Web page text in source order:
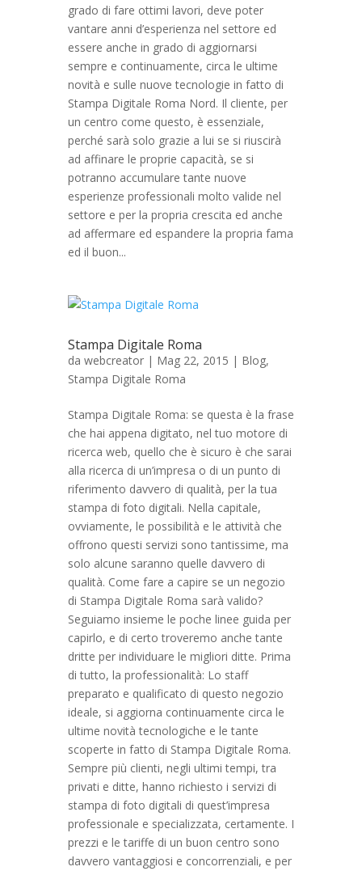
grado di fare ottimi lavori, deve poter
vantare anni d’esperienza nel settore ed
essere anche in grado di aggiornarsi
sempre e continuamente, circa le ultime
novità e sulle nuove tecnologie in fatto di
Stampa Digitale Roma Nord. Il cliente, per
un centro come questo, è essenziale,
perché sarà solo grazie a lui se si riuscirà
ad affinare le proprie capacità, se si
potranno accumulare tante nuove
esperienze professionali molto valide nel
settore e per la propria crescita ed anche
ad affermare ed espandere la propria fama
ed il buon...
Stampa Digitale Roma
da webcreator | Mag 22, 2015 | Blog,
Stampa Digitale Roma
Stampa Digitale Roma: se questa è la frase
che hai appena digitato, nel tuo motore di
ricerca web, quello che è sicuro è che sarai
alla ricerca di un’impresa o di un punto di
riferimento davvero di qualità, per la tua
stampa di foto digitali. Nella capitale,
ovviamente, le possibilità e le attività che
offrono questi servizi sono tantissime, ma
solo alcune saranno quelle davvero di
qualità. Come fare a capire se un negozio
di Stampa Digitale Roma sarà valido?
Seguiamo insieme le poche linee guida per
capirlo, e di certo troveremo anche tante
dritte per individuare le migliori ditte. Prima
di tutto, la professionalità: Lo staff
preparato e qualificato di questo negozio
ideale, si aggiorna continuamente circa le
ultime novità tecnologiche e le tante
scoperte in fatto di Stampa Digitale Roma.
Sempre più clienti, negli ultimi tempi, tra
privati e ditte, hanno richiesto i servizi di
stampa di foto digitali di quest’impresa
professionale e specializzata, certamente. I
prezzi e le tariffe di un buon centro sono
davvero vantaggiosi e concorrenziali, e per